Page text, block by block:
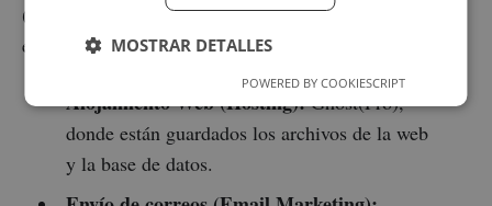
(todos cumplen con normativas de privacidad
equiparables al RGPD):
Alojamiento Web (Hosting):Ghost(Pro),
donde están guardados los archivos de la web
y la base de datos.
MOSTRAR DETALLES
POWERED BY COOKIESCRIPT